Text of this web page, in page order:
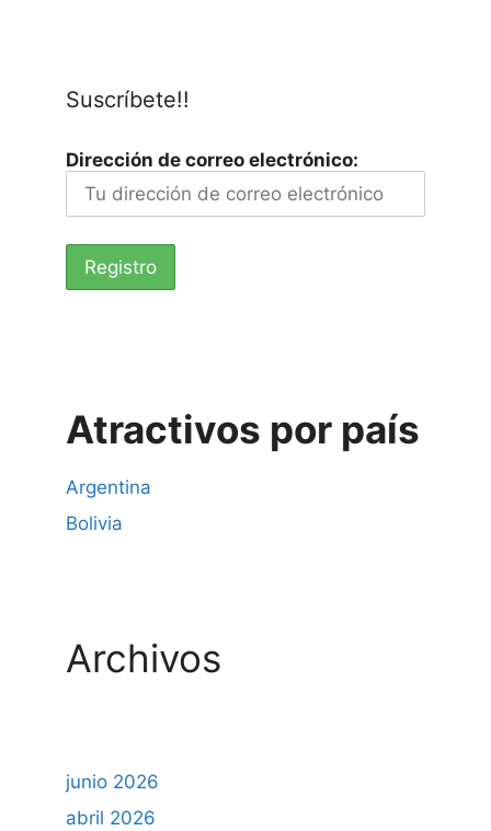
Suscríbete!!
Dirección de correo electrónico:
Atractivos por país
Argentina
Bolivia
Archivos
junio 2026
abril 2026